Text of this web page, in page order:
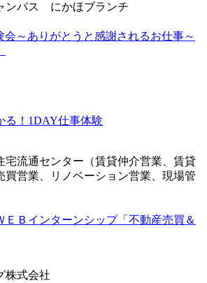
ンパス にかほブランチ
会～ありがとうと感謝されるお仕事～
る！1DAY仕事体験
宅流通センター（賃貸仲介営業、賃貸
買営業、リノベーション営業、現場管
ＥＢインターンシップ「不動産売買＆
株式会社